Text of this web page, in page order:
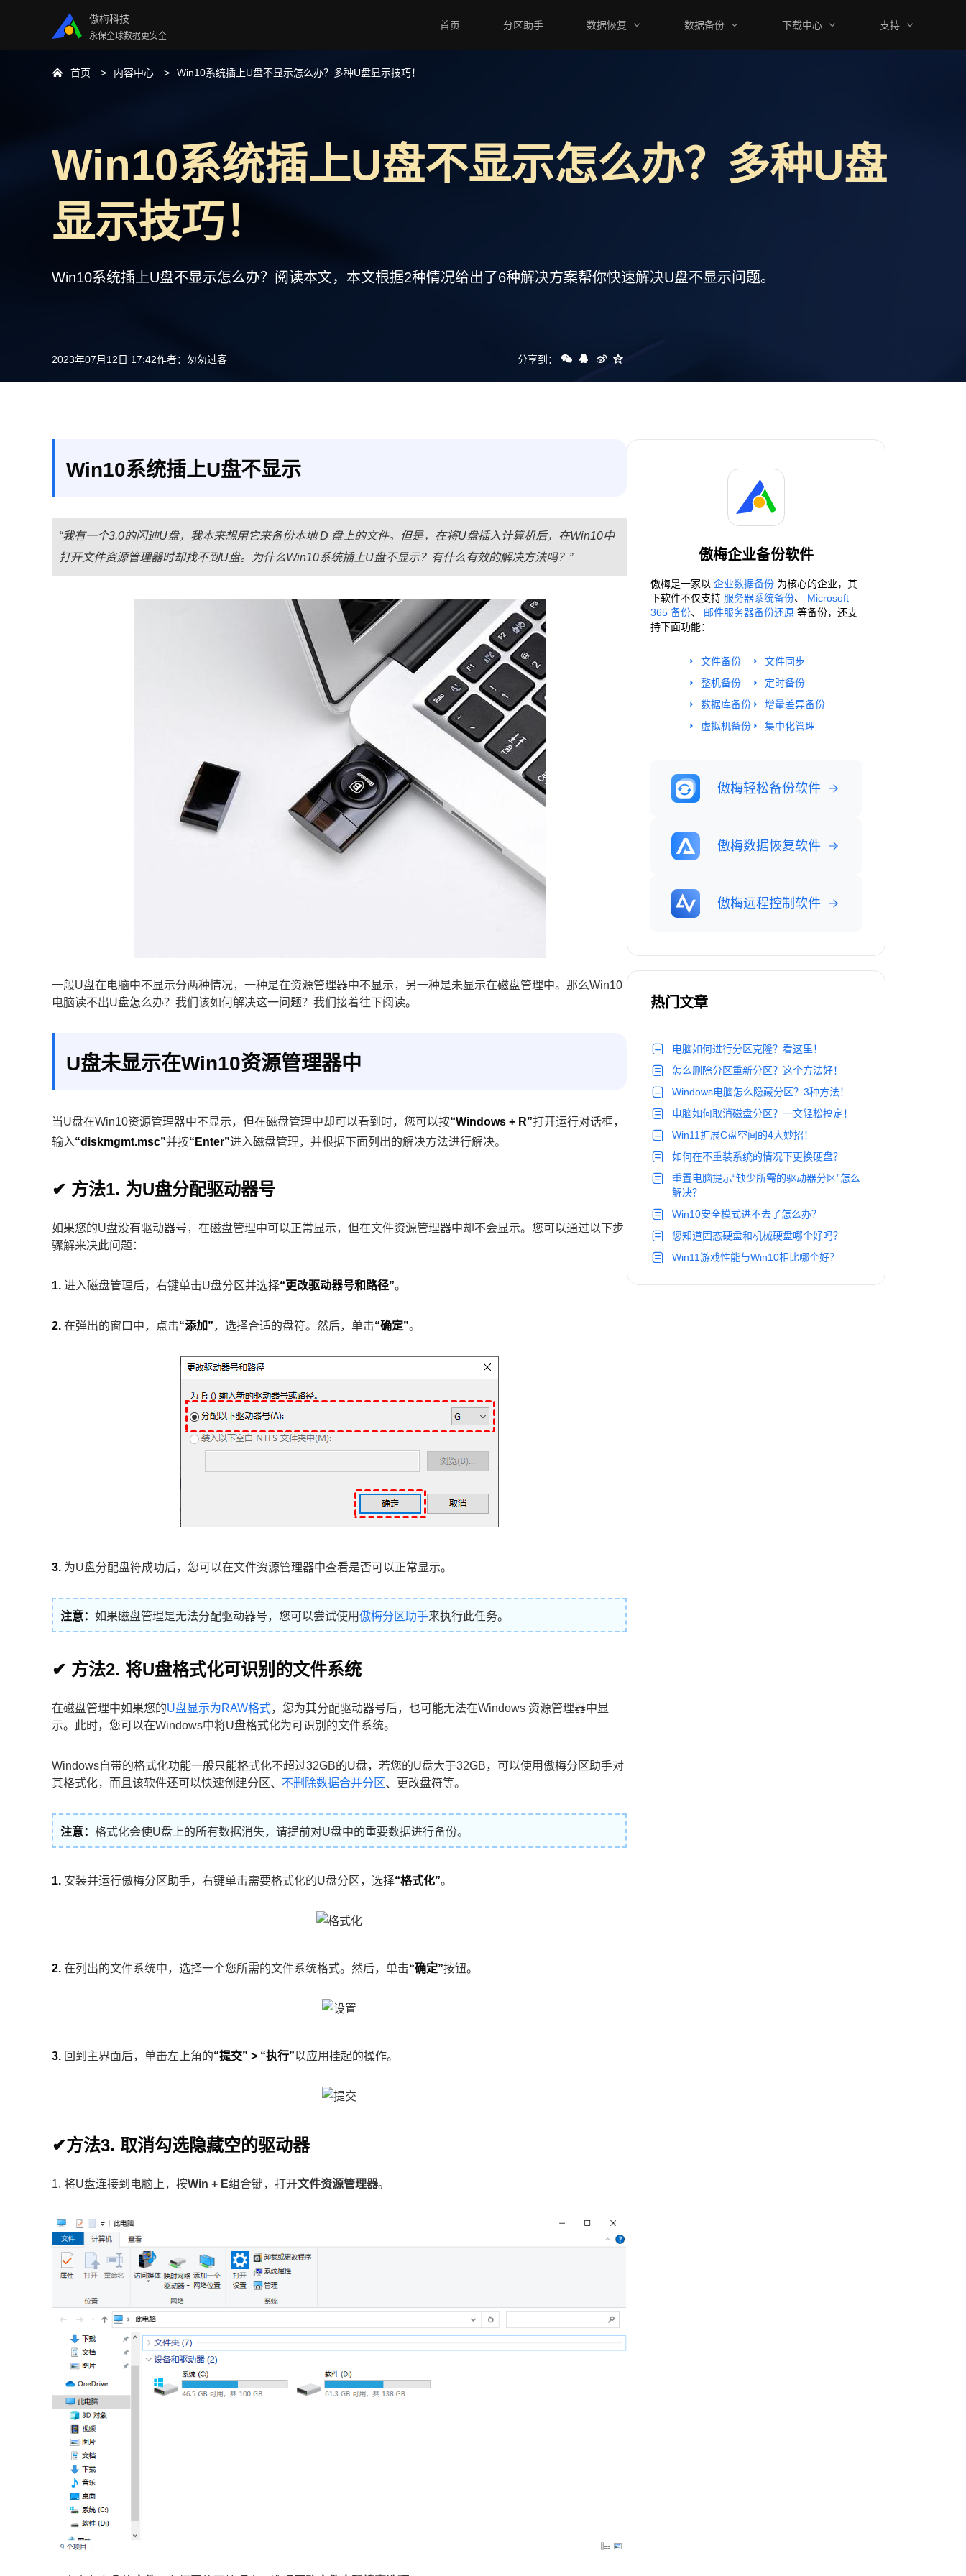
傲梅科技
永保全球数据更安全
首页 分区助手 数据恢复 数据备份 下载中心 支持
首页 内容中心 Win10系统插上U盘不显示怎么办？多种U盘显示技巧！
Win10系统插上U盘不显示怎么办？多种U盘
显示技巧！
Win10系统插上U盘不显示怎么办？阅读本文，本文根据2种情况给出了6种解决方案帮你快速解决U盘不显示问题。
2023年07月12日 17:42作者： 匆匆过客 分享到：
Win10系统插上U盘不显示
“我有一个3.0的闪迪U盘，我本来想用它来备份本地 D 盘上的文件。但是，在将U盘插入计算机后，在Win10中
打开文件资源管理器时却找不到U盘。为什么Win10系统插上U盘不显示？有什么有效的解决方法吗？”
一般U盘在电脑中不显示分两种情况，一种是在资源管理器中不显示，另一种是未显示在磁盘管理中。那么Win10
电脑读不出U盘怎么办？我们该如何解决这一问题？我们接着往下阅读。
U盘未显示在Win10资源管理器中
当U盘在Win10资源管理器中不显示，但在磁盘管理中却可以看到时，您可以按“Windows + R”打开运行对话框，
输入“diskmgmt.msc”并按“Enter”进入磁盘管理，并根据下面列出的解决方法进行解决。
✔ 方法1. 为U盘分配驱动器号
如果您的U盘没有驱动器号，在磁盘管理中可以正常显示，但在文件资源管理器中却不会显示。您可以通过以下步
骤解来决此问题：
1. 进入磁盘管理后，右键单击U盘分区并选择“更改驱动器号和路径”。
2. 在弹出的窗口中，点击“添加”，选择合适的盘符。然后，单击“确定”。
3. 为U盘分配盘符成功后，您可以在文件资源管理器中查看是否可以正常显示。
注意： 如果磁盘管理是无法分配驱动器号，您可以尝试使用傲梅分区助手来执行此任务。
✔ 方法2. 将U盘格式化可识别的文件系统
在磁盘管理中如果您的U盘显示为RAW格式，您为其分配驱动器号后，也可能无法在Windows 资源管理器中显
示。此时，您可以在Windows中将U盘格式化为可识别的文件系统。
Windows自带的格式化功能一般只能格式化不超过32GB的U盘，若您的U盘大于32GB，可以使用傲梅分区助手对
其格式化，而且该软件还可以快速创建分区、 不删除数据合并分区、更改盘符等。
注意： 格式化会使U盘上的所有数据消失，请提前对U盘中的重要数据进行备份。
1. 安装并运行傲梅分区助手，右键单击需要格式化的U盘分区，选择“格式化”。
2. 在列出的文件系统中，选择一个您所需的文件系统格式。然后，单击“确定”按钮。
3. 回到主界面后，单击左上角的“提交” > “执行”以应用挂起的操作。
✔方法3. 取消勾选隐藏空的驱动器
1. 将U盘连接到电脑上，按Win + E组合键，打开文件资源管理器。
傲梅企业备份软件
傲梅是一家以 企业数据备份 为核心的企业，其
下软件不仅支持 服务器系统备份、 Microsoft
365 备份、 邮件服务器备份还原 等备份，还支
持下面功能：
文件备份
整机备份
数据库备份
虚拟机备份
文件同步
定时备份
增量差异备份
集中化管理
傲梅轻松备份软件
傲梅数据恢复软件
傲梅远程控制软件
热门文章
电脑如何进行分区克隆？看这里！
怎么删除分区重新分区？这个方法好！
Windows电脑怎么隐藏分区？3种方法！
电脑如何取消磁盘分区？一文轻松搞定！
Win11扩展C盘空间的4大妙招！
如何在不重装系统的情况下更换硬盘？
重置电脑提示“缺少所需的驱动器分区”怎么
解决？
Win10安全模式进不去了怎么办？
您知道固态硬盘和机械硬盘哪个好吗？
Win11游戏性能与Win10相比哪个好？